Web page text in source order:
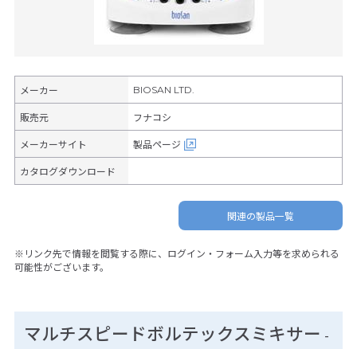
メーカー BIOSAN LTD.
販売元 フナコシ
メーカーサイト 製品ページ
カタログダウンロード
関連の製品一覧
※リンク先で情報を閲覧する際に、ログイン・フォーム入力等を求められる
可能性がございます。
マルチスピードボルテックスミキサー -